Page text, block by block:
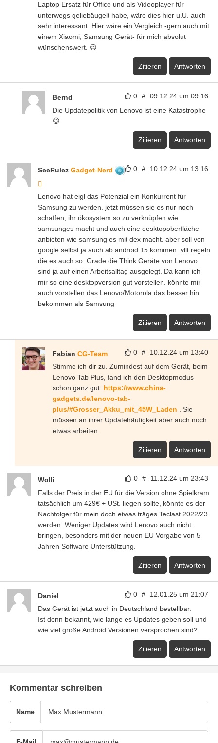
Laptop Ersatz für Office und als Videoplayer für
unterwegs geliebäugelt habe, wäre dies hier u.U. auch
sehr interessant. Hier wäre ein Vergleich -gern auch mit
einem Xiaomi, Samsung Gerät- für mich absolut
wünschenswert. 😉
Zitieren Antworten
0 # 09.12.24 um 09:16
Bernd
Die Updatepolitik von Lenovo ist eine Katastrophe
😉
Zitieren Antworten
0 # 10.12.24 um 13:16
SeeRulez Gadget-Nerd
Lenovo hat eigl das Potenzial ein Konkurrent für
Samsung zu werden. jetzt müssen sie es nur noch
schaffen, ihr ökosystem so zu verknüpfen wie
samsunges macht und auch eine desktopoberfläche
anbieten wie samsung es mit dex macht. aber soll von
google selbst ja auch ab android 15 kommen. vllt regeln
die es auch so. Grade die Think Geräte von Lenovo
sind ja auf einen Arbeitsalltag ausgelegt. Da kann ich
mir so eine desktopversion gut vorstellen. könnte mir
auch vorstellen das Lenovo/Motorola das besser hin
bekommen als Samsung
Zitieren Antworten
0 # 10.12.24 um 13:40
Fabian CG-Team
Stimme ich dir zu. Zumindest auf dem Gerät, beim
Lenovo Tab Plus, fand ich den Desktopmodus
schon ganz gut. https://www.china-
gadgets.de/lenovo-tab-
plus/#Grosser_Akku_mit_45W_Laden . Sie
müssen an ihrer Updatehäufigkeit aber auch noch
etwas arbeiten.
Zitieren Antworten
0 # 11.12.24 um 23:43
Wolli
Falls der Preis in der EU für die Version ohne Spielkram
tatsächlich um 429€ + USt. liegen sollte, könnte es der
Nachfolger für mein doch etwas träges Teclast 2022/23
werden. Weniger Updates wird Lenovo auch nicht
bringen, besonders mit der neuen EU Vorgabe von 5
Jahren Software Unterstützung.
Zitieren Antworten
0 # 12.01.25 um 21:07
Daniel
Das Gerät ist jetzt auch in Deutschland bestellbar.
Ist denn bekannt, wie lange es Updates geben soll und
wie viel große Android Versionen versprochen sind?
Zitieren Antworten
Kommentar schreiben
Name